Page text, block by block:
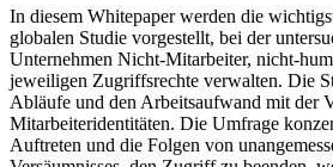
In diesem Whitepaper werden die
globalen Studie vorgestellt, bei der
Unternehmen Nicht-Mitarbeiter, nicht-
jeweiligen Zugriffsrechte verwalten. Die
Abläufe und den Arbeitsaufwand mit der
Mitarbeiteridentitäten. Die Umfrage
Auftreten und die Folgen von